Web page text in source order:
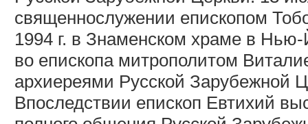
священнослужении епископом
1994 г. в Знаменском храме в
во епископа митрополитом
архиереями Русской Зарубежной
Впоследствии епископ Евтихий